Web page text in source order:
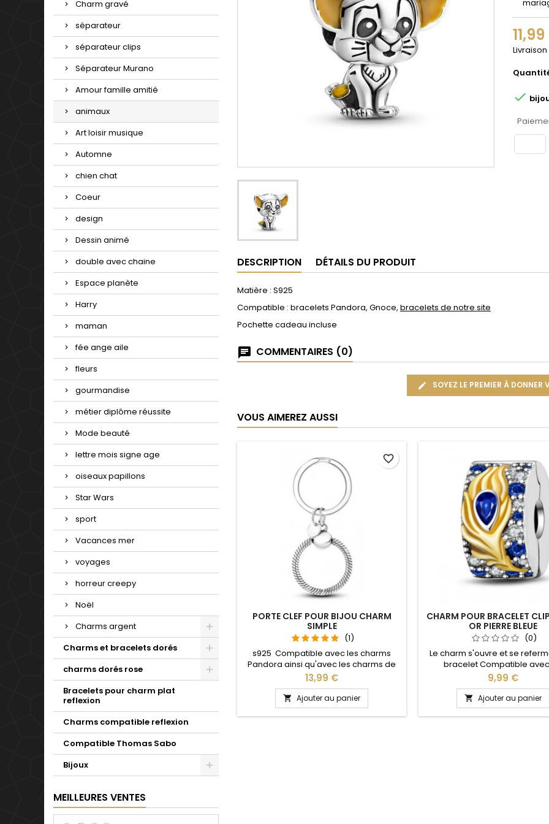
Charm gravé
séparateur
séparateur clips
Séparateur Murano
Amour famille amitié
animaux
Art loisir musique
Automne
chien chat
Coeur
design
Dessin animé
double avec chaine
Espace planète
Harry
maman
fée ange aile
fleurs
gourmandise
métier diplôme réussite
Mode beauté
lettre mois signe age
oiseaux papillons
Star Wars
sport
Vacances mer
voyages
horreur creepy
Noël
Charms argent
Charms et bracelets dorés
charms dorés rose
Bracelets pour charm plat
reflexion
Charms compatible reflexion
Compatible Thomas Sabo
Bijoux
MEILLEURES VENTES

DESCRIPTION DÉTAILS DU PRODUIT
Matière : S925
Compatible : bracelets Pandora, Gnoce, bracelets de notre site
Pochette cadeau incluse
COMMENTAIRES (0)
SOYEZ LE PREMIER À DONNER
VOUS AIMEREZ AUSSI
PORTE CLEF POUR BIJOU CHARM
SIMPLE
(1)
s925 Compatible avec les charms
Pandora ainsi qu'avec les charms de
notre site idéal pour : Noël, Saint
Valentin, anniversaire, anniversaire de
mariage L'ouverture pour les charms
se fait au niveau de la boule
Prix
13,99 €
 Ajouter au panier
favorite_border
CHARM POUR BRACELET
OR PIERRE BLEUE
(0)
Le charm s'ouvre et se
bracelet Compatible
bracelets Pandora, Gnoce
bracelets charm de notre
pour : Noël, Saint Valentin,
anniversaire de mariage
Prix
9,99 €
 Ajouter au panier